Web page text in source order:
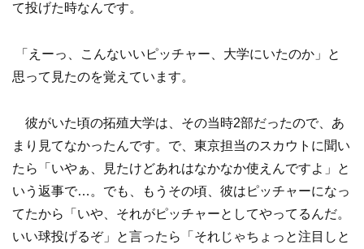
て投げた時なんです。
「えーっ、こんないいピッチャー、大学にいたのか」と
思って見たのを覚えています。
彼がいた頃の拓殖大学は、その当時2部だったので、あ
まり見てなかったんです。で、東京担当のスカウトに聞い
たら「いやぁ、見たけどあれはなかなか使えんですよ」と
いう返事で…。でも、もうその頃、彼はピッチャーになっ
てたから「いや、それがピッチャーとしてやってるんだ。
いい球投げるぞ」と言ったら「それじゃちょっと注目しと